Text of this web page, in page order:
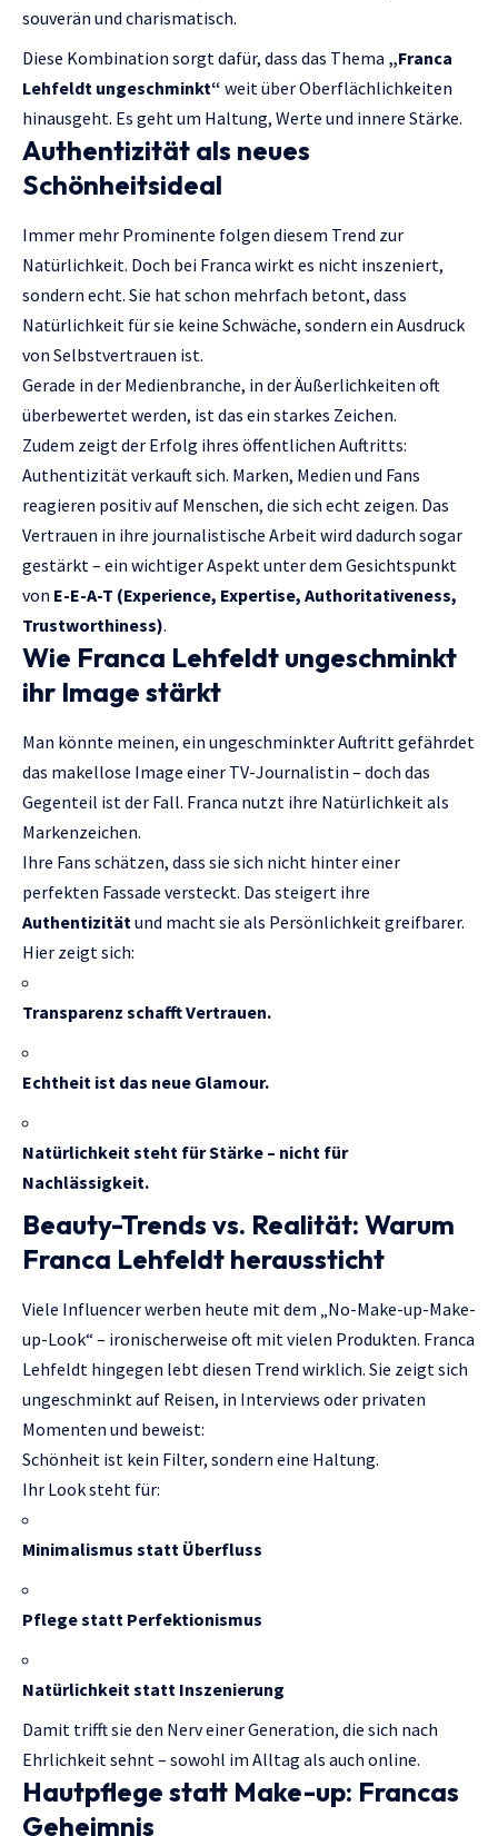
souverän und charismatisch.
Diese Kombination sorgt dafür, dass das Thema „Franca
Lehfeldt ungeschminkt“ weit über Oberflächlichkeiten
hinausgeht. Es geht um Haltung, Werte und innere Stärke.
Authentizität als neues
Schönheitsideal
Immer mehr Prominente folgen diesem Trend zur
Natürlichkeit. Doch bei Franca wirkt es nicht inszeniert,
sondern echt. Sie hat schon mehrfach betont, dass
Natürlichkeit für sie keine Schwäche, sondern ein Ausdruck
von Selbstvertrauen ist.
Gerade in der Medienbranche, in der Äußerlichkeiten oft
überbewertet werden, ist das ein starkes Zeichen.
Zudem zeigt der Erfolg ihres öffentlichen Auftritts:
Authentizität verkauft sich. Marken, Medien und Fans
reagieren positiv auf Menschen, die sich echt zeigen. Das
Vertrauen in ihre journalistische Arbeit wird dadurch sogar
gestärkt – ein wichtiger Aspekt unter dem Gesichtspunkt
von E-E-A-T (Experience, Expertise, Authoritativeness,
Trustworthiness).
Wie Franca Lehfeldt ungeschminkt
ihr Image stärkt
Man könnte meinen, ein ungeschminkter Auftritt gefährdet
das makellose Image einer TV-Journalistin – doch das
Gegenteil ist der Fall. Franca nutzt ihre Natürlichkeit als
Markenzeichen.
Ihre Fans schätzen, dass sie sich nicht hinter einer
perfekten Fassade versteckt. Das steigert ihre
Authentizität und macht sie als Persönlichkeit greifbarer.
Hier zeigt sich:
Transparenz schafft Vertrauen.
Echtheit ist das neue Glamour.
Natürlichkeit steht für Stärke – nicht für
Nachlässigkeit.
Beauty-Trends vs. Realität: Warum
Franca Lehfeldt heraussticht
Viele Influencer werben heute mit dem „No-Make-up-Make-
up-Look“ – ironischerweise oft mit vielen Produkten. Franca
Lehfeldt hingegen lebt diesen Trend wirklich. Sie zeigt sich
ungeschminkt auf Reisen, in Interviews oder privaten
Momenten und beweist:
Schönheit ist kein Filter, sondern eine Haltung.
Ihr Look steht für:
Minimalismus statt Überfluss
Pflege statt Perfektionismus
Natürlichkeit statt Inszenierung
Damit trifft sie den Nerv einer Generation, die sich nach
Ehrlichkeit sehnt – sowohl im Alltag als auch online.
Hautpflege statt Make-up: Francas
Geheimnis